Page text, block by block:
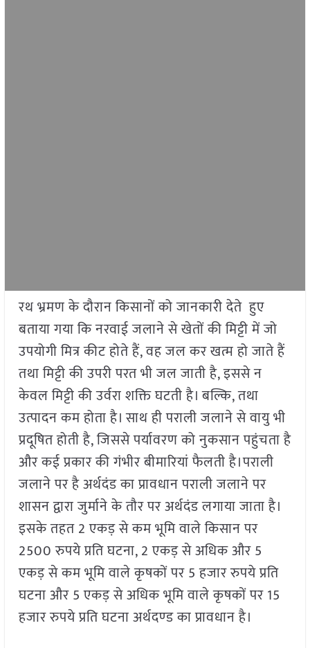
रथ भ्रमण के दौरान किसानों को जानकारी देते हुए
बताया गया कि नरवाई जलाने से खेतों की मिट्टी में जो
उपयोगी मित्र कीट होते हैं, वह जल कर खत्म हो जाते हैं
तथा मिट्टी की उपरी परत भी जल जाती है, इससे न
केवल मिट्टी की उर्वरा शक्ति घटती है। बल्कि, तथा
उत्पादन कम होता है। साथ ही पराली जलाने से वायु भी
प्रदूषित होती है, जिससे पर्यावरण को नुकसान पहुंचता है
और कई प्रकार की गंभीर बीमारियां फैलती है।पराली
जलाने पर है अर्थदंड का प्रावधान पराली जलाने पर
शासन द्वारा जुर्माने के तौर पर अर्थदंड लगाया जाता है।
इसके तहत 2 एकड़ से कम भूमि वाले किसान पर
2500 रुपये प्रति घटना, 2 एकड़ से अधिक और 5
एकड़ से कम भूमि वाले कृषकों पर 5 हजार रुपये प्रति
घटना और 5 एकड़ से अधिक भूमि वाले कृषकों पर 15
हजार रुपये प्रति घटना अर्थदण्‍ड का प्रावधान है।